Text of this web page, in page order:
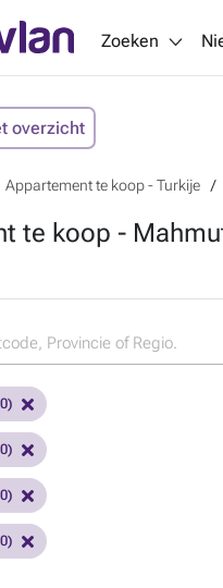
Zoeken
overzicht
Appartement te koop - Turkije
te koop -